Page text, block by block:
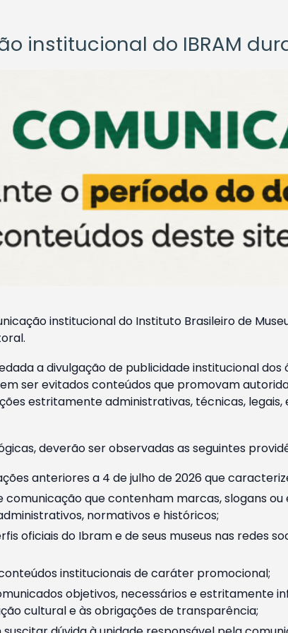
institucional do IBRAM
institucional do Instituto Brasileiro de
a divulgação de publicidade institucional
ser evitados conteúdos que promovam
estritamente administrativas, técnicas,
deverão ser observadas as seguintes
anteriores a 4 de julho de 2026 que
que contenham marcas, slogans
normativos e históricos;
oficiais do Ibram e de seus museus nas redes
institucionais de caráter promocional;
objetivos, necessários e estritamente
cultural e às obrigações de transparência;